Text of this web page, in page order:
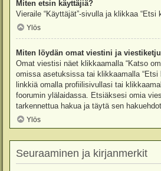
Miten etsin käyttäjiä?
Vieraile “Käyttäjät”-sivulla ja klikkaa “Etsi
Ylös
Miten löydän omat viestini ja
Omat viestisi näet klikkaamalla “Katso
omissa asetuksissa tai klikkaamalla “Etsi
linkkiä omalla profiilisivullasi tai
foorumin ylälaidassa. Etsiäksesi omia
tarkennettua hakua ja täytä sen
Ylös
Seuraaminen ja kirjanmerkit